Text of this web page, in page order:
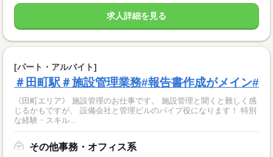
求人詳細を見る
[パート・アルバイト]
＃田町駅＃施設管理業務#報告書作成がメイン#
《田町エリア》 施設管理のお仕事です。 施設管理と聞くと難しく感
じるかもですが、 設備会社と管理ビルのパイプ役になります！ 特別
な経験・スキル...
その他事務・オフィス系